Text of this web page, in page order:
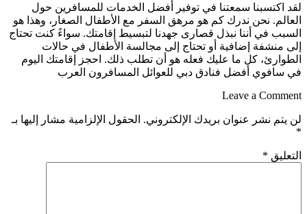
لقد اكتسبنا سمعتنا في توفير أفضل الخدمات للمسافرين حول
العالم. نحن ندرك كم هو مرهق السفر مع الأطفال الصغار، وهذا هو
السبب في أننا نبذل قصارى جهدنا لتبسيط إقامتك. سواءً كنت تحتاج
إلى منشفة إضافية أو تحتاج إلى مجالسة الأطفال في حالات
الطوارئ، كل ما عليك فعله هو أن تطلب ذلك. احجز إقامتك اليوم
في سافوي أفضل فنادق دبي للعوائل المسافرون العرب
Leave a Comment
لن يتم نشر عنوان بريدك الإلكتروني. الحقول الإلزامية مشار إليها بـ
*
التعليق *